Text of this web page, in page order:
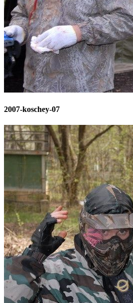
2007-koschey-07